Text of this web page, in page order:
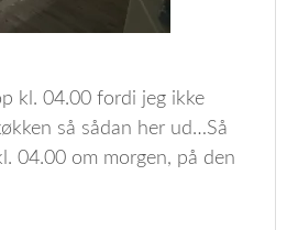
kl. 04.00 fordi jeg ikke
så sådan her ud…Så
04.00 om morgen, på den